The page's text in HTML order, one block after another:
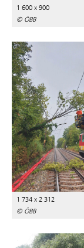
1 600 x 900
© ÖBB
1 734 x 2 312
© ÖBB